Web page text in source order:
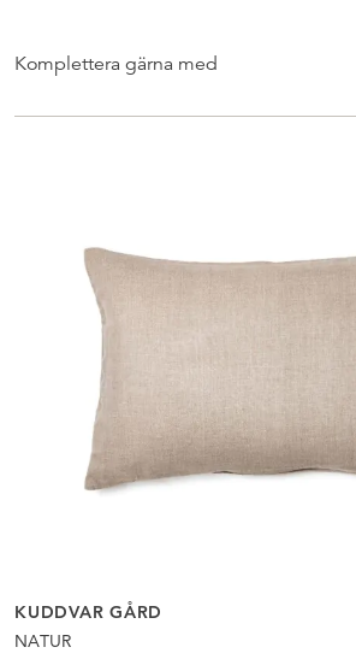
Komplettera gärna med
KUDDVAR GÅRD
NATUR